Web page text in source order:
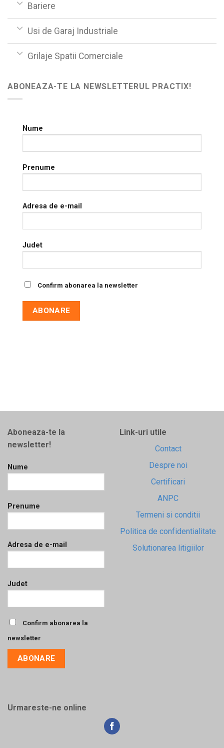
Bariere
Usi de Garaj Industriale
Grilaje Spatii Comerciale
ABONEAZA-TE LA NEWSLETTERUL PRACTIX!
Nume
Prenume
Adresa de e-mail
Judet
Confirm abonarea la newsletter
Aboneaza-te la
newsletter!
Nume
Prenume
Adresa de e-mail
Judet
Confirm abonarea la
newsletter
Link-uri utile
Contact
Despre noi
Certificari
ANPC
Termeni si conditii
Politica de confidentialitate
Solutionarea litigiilor
Urmareste-ne online